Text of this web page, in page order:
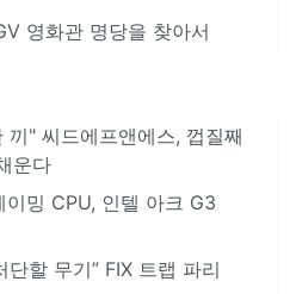
영화관 명당을 찾아서
" 씨드에프앤에스, 껍질째
운다
밍 CPU, 인텔 아크 G3
할 무기” FIX 트랩 파리